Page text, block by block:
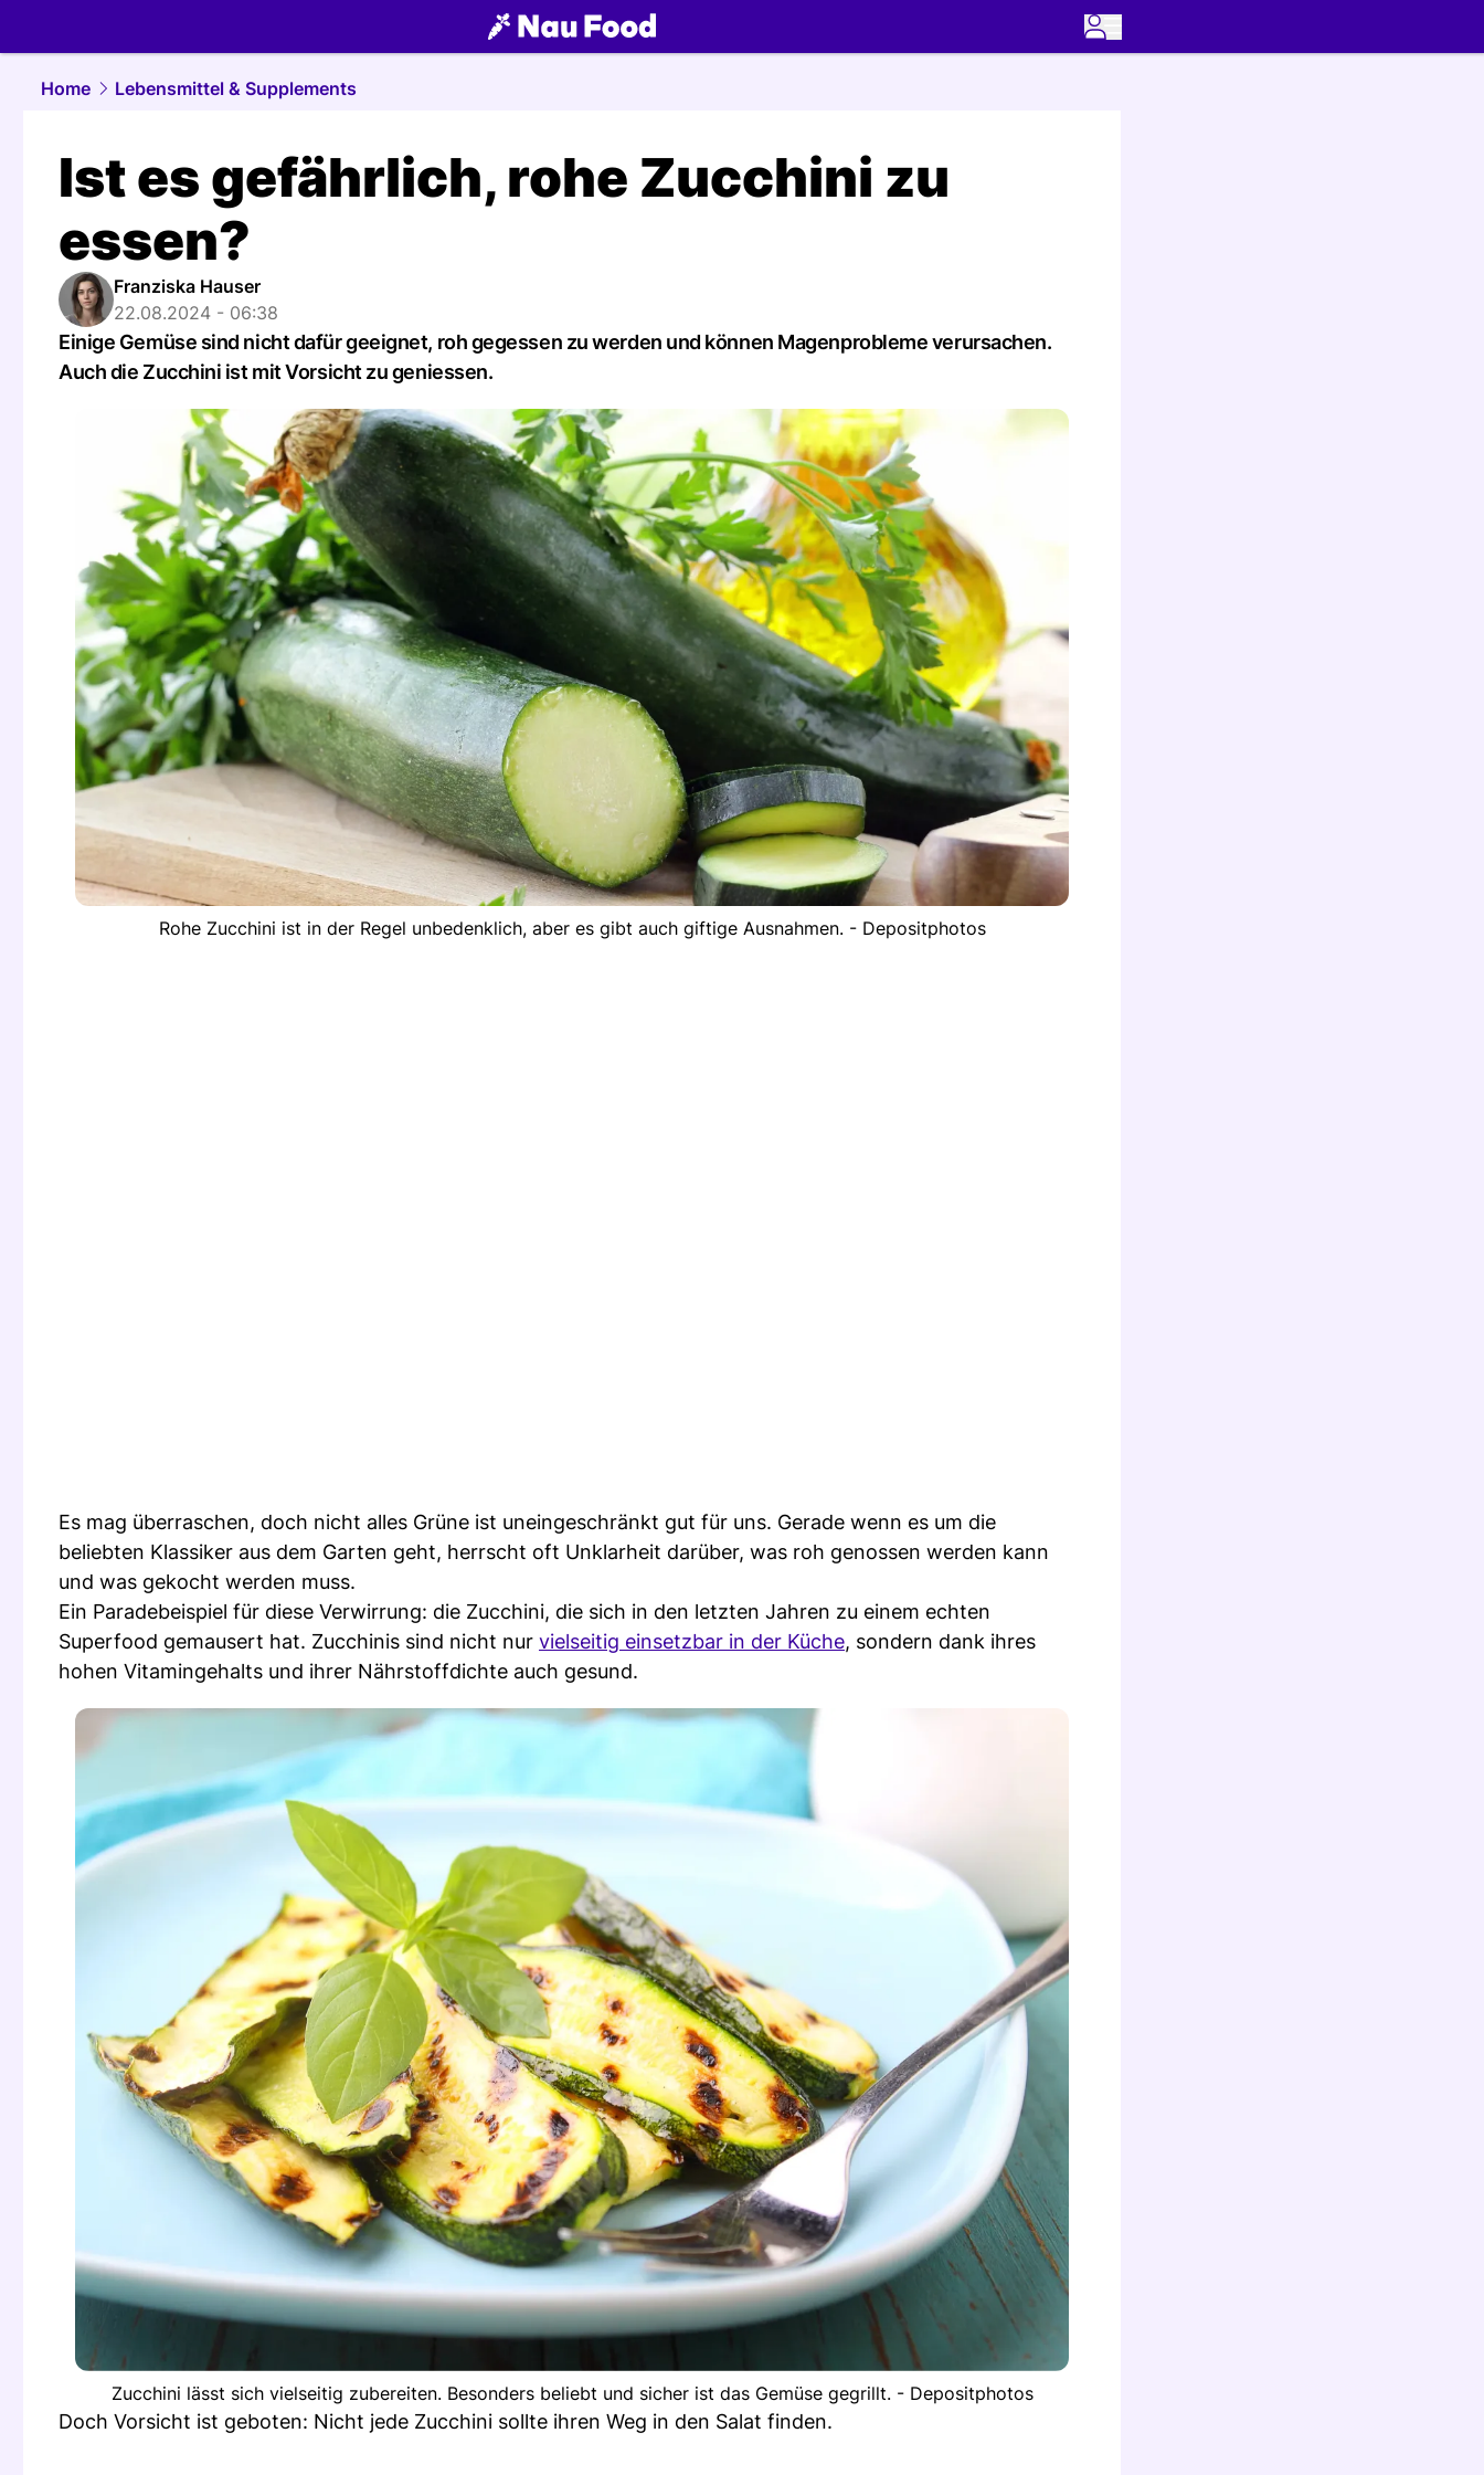
food.NAU.ch
Home
Lebensmittel & Supplements
Ist es gefährlich, rohe Zucchini zu
essen?
Franziska Hauser
22.08.2024 - 06:38
Einige Gemüse sind nicht dafür geeignet, roh gegessen zu werden und können Magenprobleme verursachen.
Auch die Zucchini ist mit Vorsicht zu geniessen.
Rohe Zucchini ist in der Regel unbedenklich, aber es gibt auch giftige Ausnahmen. - Depositphotos
Es mag überraschen, doch nicht alles Grüne ist uneingeschränkt gut für uns. Gerade wenn es um die
beliebten Klassiker aus dem Garten geht, herrscht oft Unklarheit darüber, was roh genossen werden kann
und was gekocht werden muss.
Ein Paradebeispiel für diese Verwirrung: die Zucchini, die sich in den letzten Jahren zu einem echten
Superfood gemausert hat. Zucchinis sind nicht nur vielseitig einsetzbar in der Küche, sondern dank ihres
hohen Vitamingehalts und ihrer Nährstoffdichte auch gesund.
Zucchini lässt sich vielseitig zubereiten. Besonders beliebt und sicher ist das Gemüse gegrillt. - Depositphotos
Doch Vorsicht ist geboten: Nicht jede Zucchini sollte ihren Weg in den Salat finden.